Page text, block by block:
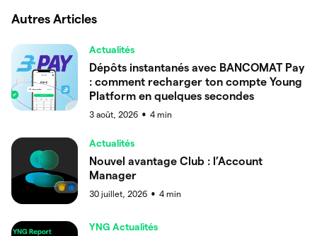
Autres Articles
Actualités
Dépôts instantanés avec BANCOMAT Pay
: comment recharger ton compte Young
Platform en quelques secondes
3 août, 2026 ● 4 min
Actualités
Nouvel avantage Club : l’Account
Manager
30 juillet, 2026 ● 4 min
YNG Actualités